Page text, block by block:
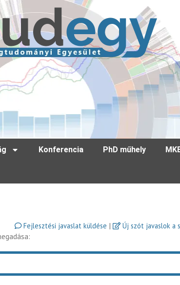
Konferencia PhD műhely
Fejlesztési javaslat küldése | Új szót javaslok a